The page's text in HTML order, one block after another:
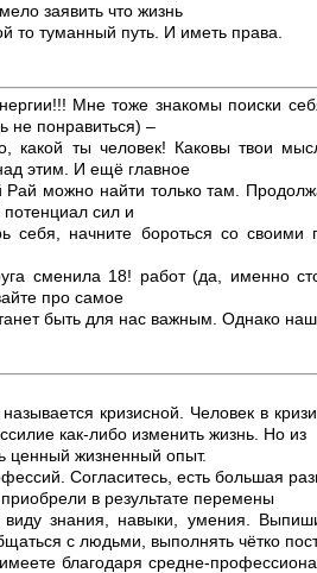
заявить что жизнь
то туманный путь. И иметь права.
Мне тоже знакомы поиски
не понравиться) –
ты человек! Каковы твои
этим. И ещё главное
можно найти только там.
сил и
себя, начните бороться со
сменила 18! работ (да, именно
про самое
быть для нас важным. Однако
кризисной. Человек в
как-либо изменить жизнь. Но из
ценный жизненный опыт.
Согласитесь, есть большая
в результате перемены
знания, навыки, умения.
с людьми, выполнять чётко
благодаря средне-